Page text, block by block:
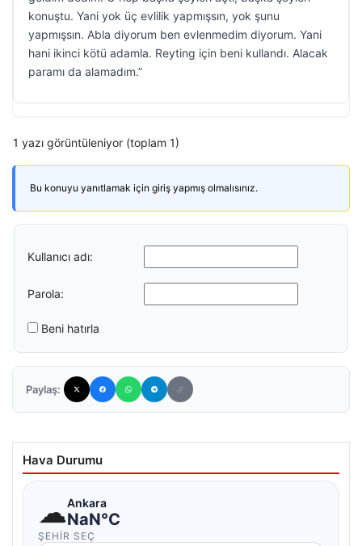
konuştu. Yani yok üç evlilik yapmışsın, yok şunu
yapmışsın. Abla diyorum ben evlenmedim diyorum. Yani
hani ikinci kötü adamla. Reyting için beni kullandı. Alacak
paramı da alamadım.”
1 yazı görüntüleniyor (toplam 1)
Bu konuyu yanıtlamak için giriş yapmış olmalısınız.
Kullanıcı adı:
Parola:
Beni hatırla
Paylaş:
Hava Durumu
☁Ankara
NaN°C
ŞEHIR SEÇ